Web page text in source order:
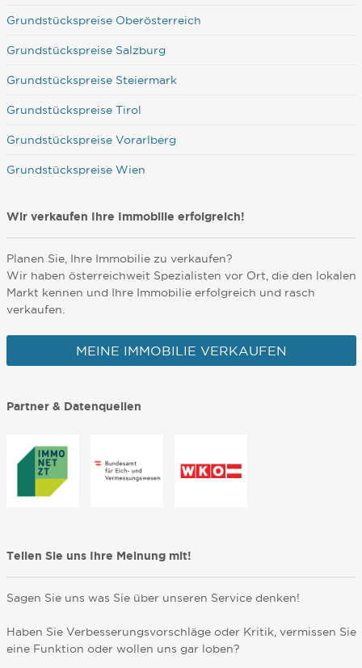
Grundstückspreise Oberösterreich
Grundstückspreise Salzburg
Grundstückspreise Steiermark
Grundstückspreise Tirol
Grundstückspreise Vorarlberg
Grundstückspreise Wien
Wir verkaufen Ihre Immobilie erfolgreich!
Planen Sie, Ihre Immobilie zu verkaufen?
Wir haben österreichweit Spezialisten vor Ort, die den lokalen
Markt kennen und Ihre Immobilie erfolgreich und rasch
verkaufen.
MEINE IMMOBILIE VERKAUFEN
Partner & Datenquellen
Teilen Sie uns Ihre Meinung mit!
Sagen Sie uns was Sie über unseren Service denken!
Haben Sie Verbesserungsvorschläge oder Kritik, vermissen Sie
eine Funktion oder wollen uns gar loben?